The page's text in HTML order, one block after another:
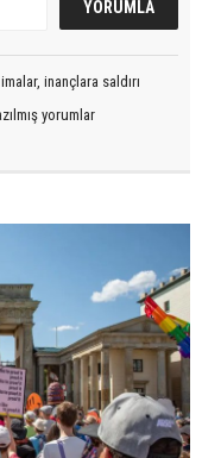
inançlara saldırı
yorumlar